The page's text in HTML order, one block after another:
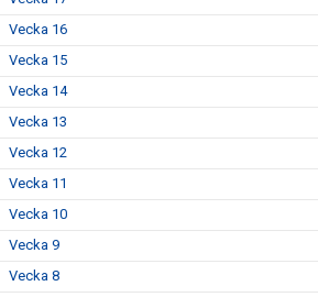
Vecka 16
Vecka 15
Vecka 14
Vecka 13
Vecka 12
Vecka 11
Vecka 10
Vecka 9
Vecka 8